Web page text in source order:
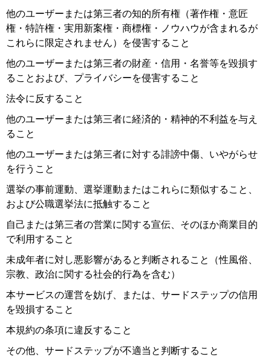
他のユーザーまたは第三者の知的所有権（著作権・意匠
権・特許権・実用新案権・商標権・ノウハウが含まれるが
これらに限定されません）を侵害すること
他のユーザーまたは第三者の財産・信用・名誉等を毀損す
ることおよび、プライバシーを侵害すること
法令に反すること
他のユーザーまたは第三者に経済的・精神的不利益を与え
ること
他のユーザーまたは第三者に対する誹謗中傷、いやがらせ
を行うこと
選挙の事前運動、選挙運動またはこれらに類似すること、
および公職選挙法に抵触すること
自己または第三者の営業に関する宣伝、そのほか商業目的
で利用すること
未成年者に対し悪影響があると判断されること（性風俗、
宗教、政治に関する社会的行為を含む）
本サービスの運営を妨げ、または、サードステップの信用
を毀損すること
本規約の条項に違反すること
その他、サードステップが不適当と判断すること